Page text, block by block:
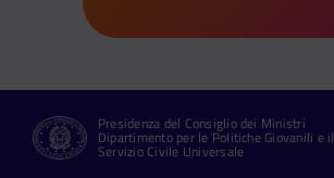
Presidenza del Consiglio dei Ministri
Dipartimento per le Politiche Giovanili e il
Servizio Civile Universale